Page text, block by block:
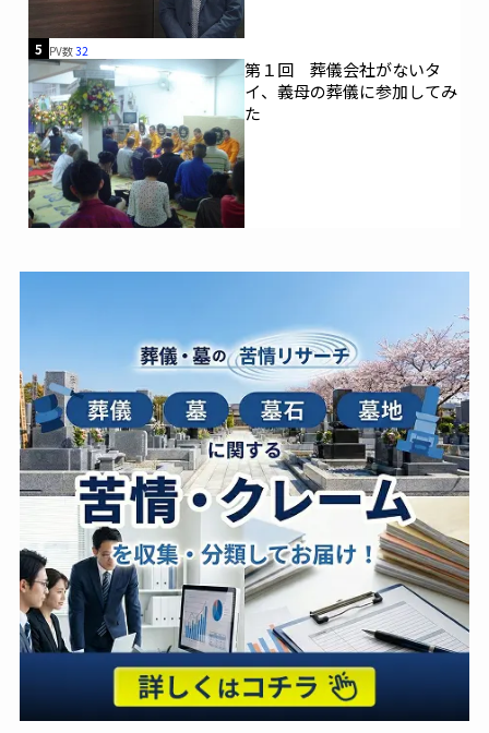
5 PV数32
第１回 葬儀会社がないタ
イ、義母の葬儀に参加してみ
た